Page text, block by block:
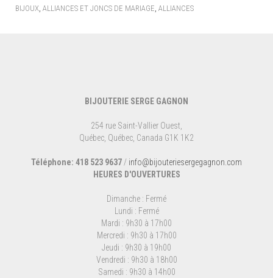
BIJOUX ALLIANCES ET JONCS DE MARIAGE ALLIANCES
BIJOUTERIE SERGE GAGNON
254 rue Saint-Vallier Ouest,
Québec, Québec, Canada G1K 1K2
Téléphone: 418 523 9637 / info@bijouteriesergegagnon.com
HEURES D'OUVERTURES
Dimanche : Fermé
Lundi : Fermé
Mardi : 9h30 à 17h00
Mercredi : 9h30 à 17h00
Jeudi : 9h30 à 19h00
Vendredi : 9h30 à 18h00
Samedi : 9h30 à 14h00